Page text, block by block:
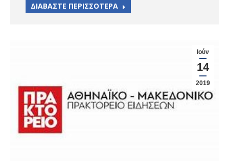
ΔΙΑΒΑΣΤΕ ΠΕΡΙΣΣΟΤΕΡΑ
Ιούν
14
2019